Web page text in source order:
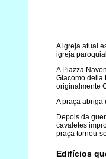
A igreja atual
igreja
A Piazza
Giacomo della
originalmente
A praça abriga
Depois da
cavaletes
praça tornou-
Edifícios